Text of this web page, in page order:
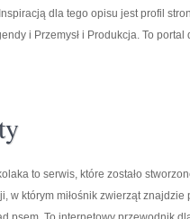
dla tego opisu jest profil
i Przemysł i Produkcja. To portal
to serwis, które zostało
w którym miłośnik zwierząt